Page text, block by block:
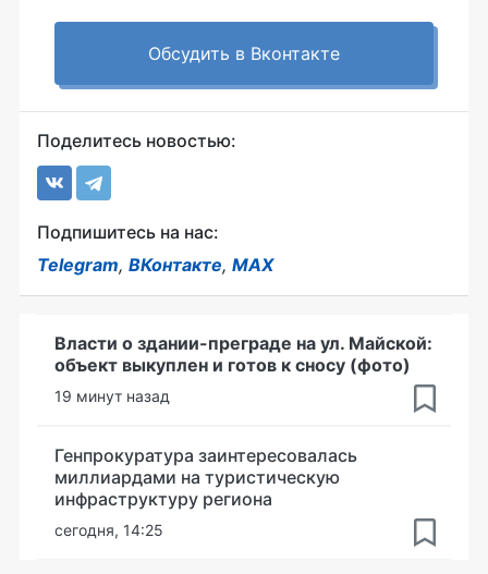
Обсудить в Вконтакте
Поделитесь новостью:
Подпишитесь на нас:
Telegram, ВКонтакте, MAX
Власти о здании-преграде на ул. Майской:
объект выкуплен и готов к сносу (фото)
19 минут назад
Генпрокуратура заинтересовалась
миллиардами на туристическую
инфраструктуру региона
сегодня, 14:25